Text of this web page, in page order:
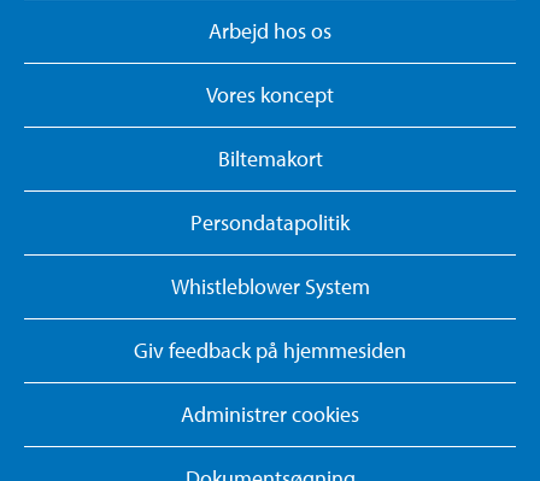
Arbejd hos os
Vores koncept
Biltemakort
Persondatapolitik
Whistleblower System
Giv feedback på hjemmesiden
Administrer cookies